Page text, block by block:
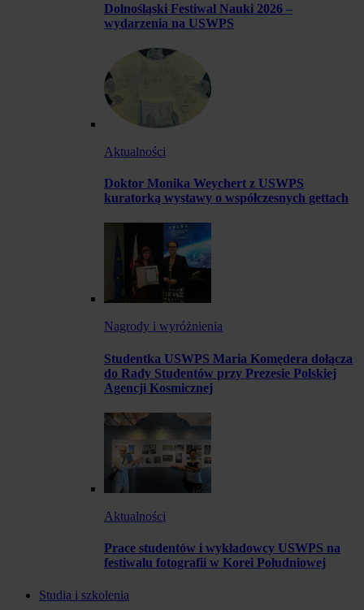
Dolnośląski Festiwal Nauki 2026 –
wydarzenia na USWPS
Aktualności
Doktor Monika Weychert z USWPS
kuratorką wystawy o współczesnych gettach
Nagrody i wyróżnienia
Studentka USWPS Maria Komędera dołącza
do Rady Studentów przy Prezesie Polskiej
Agencji Kosmicznej
Aktualności
Prace studentów i wykładowcy USWPS na
festiwalu fotografii w Korei Południowej
Studia i szkolenia